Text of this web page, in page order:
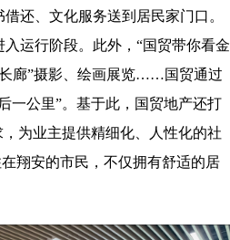
还、文化服务送到居民家门口。
运行阶段。此外，“国贸带你看金
长廊”摄影、绘画展览……国贸通过
一公里”。基于此，国贸地产还打
为业主提供精细化、人性化的社
翔安的市民，不仅拥有舒适的居